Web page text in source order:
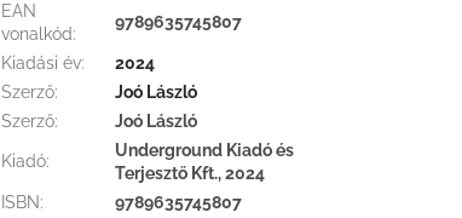
EAN
vonalkód:
9789635745807
Kiadási év:
2024
Szerző:
Joó László
Szerző: Joó László
Kiadó:
Underground Kiadó és
Terjesztő Kft., 2024
ISBN: 9789635745807